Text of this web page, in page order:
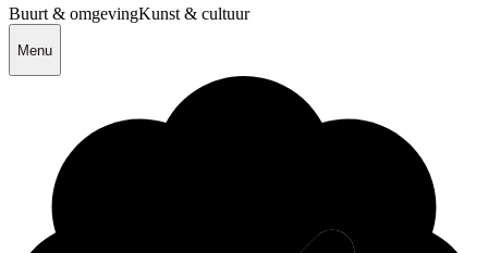
Buurt & omgevingKunst & cultuur
Menu